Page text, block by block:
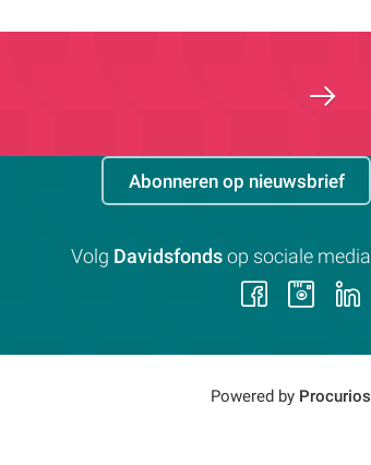
Abonneren op nieuwsbrief
Volg Davidsfonds op sociale media
Volg
op op
Powered by Procurios